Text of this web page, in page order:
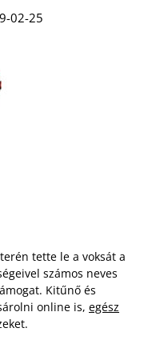
02-25
tette le a voksát a
számos neves
Kitűnő és
online is, egész